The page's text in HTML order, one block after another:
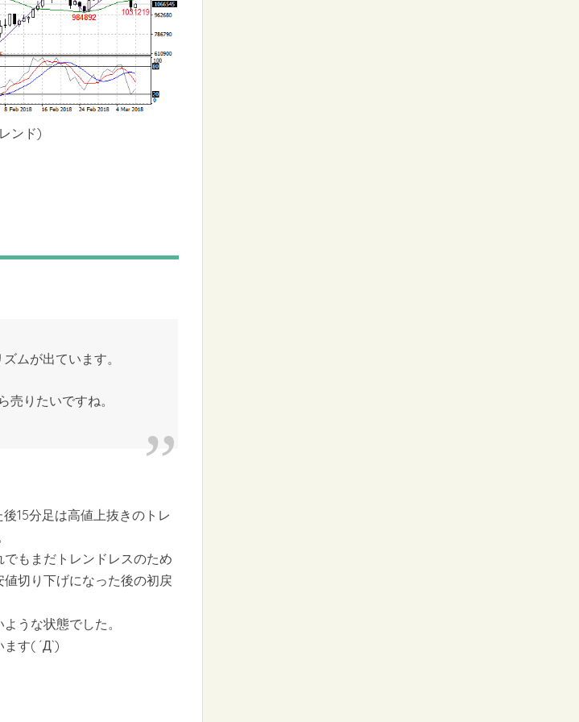
ンド)
ムが出ています。
りたいですね。
15分足は高値上抜きのトレ
もまだトレンドレスのため
切り下げになった後の初戻
うな状態でした。
す( ´Д`)